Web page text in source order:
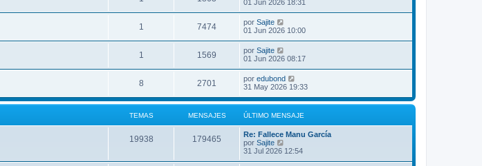
01 Jun 2026 18:31
1 7474 por Sajite
01 Jun 2026 10:00
1 1569 por Sajite
01 Jun 2026 08:17
8 2701 por edubond
31 May 2026 19:33
TEMAS MENSAJES ÚLTIMO MENSAJE
19938 179465
Re: Fallece Manu García
por Sajite
e
31 Jul 2026 12:54